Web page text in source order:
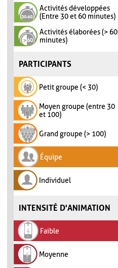
Activités développées
(Entre 30 et 60 minutes)
Activités élaborées (> 60
minutes)
PARTICIPANTS
Petit groupe (< 30)
Moyen groupe (entre 30
et 100)
Grand groupe (> 100)
Équipe
Individuel
INTENSITÉ D'ANIMATION
Faible
Moyenne